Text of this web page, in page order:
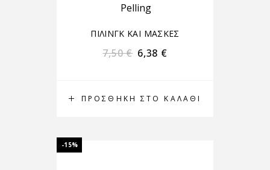
ΠΡΟΣΘΉΚΗ ΣΤΟ ΚΑΛΆΘΙ
Pelling
ΠΙΛΙΝΓΚ ΚΑΙ ΜΑΣΚΕΣ
7,50€ 6,38 €
-15%